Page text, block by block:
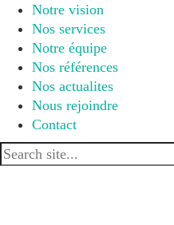
Notre vision
Nos services
Notre équipe
Nos références
Nos actualites
Nous rejoindre
Contact